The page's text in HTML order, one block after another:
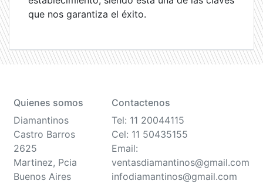
que nos garantiza el éxito.
Quienes somos
Diamantinos
Castro Barros
2625
Martinez, Pcia
Buenos Aires
Contactenos
Tel: 11 20044115
Cel: 11 50435155
Email:
ventasdiamantinos@gmail.com
infodiamantinos@gmail.com